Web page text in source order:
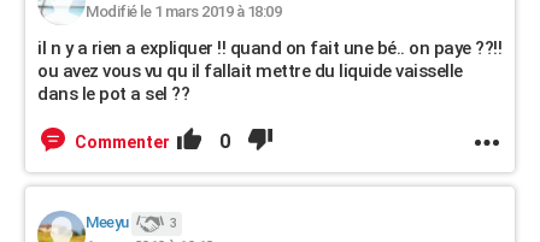
Modifié le 1 mars 2019 à 18:09
il n y a rien a expliquer !! quand on fait une bé.. on paye ??!!
ou avez vous vu qu il fallait mettre du liquide vaisselle
dans le pot a sel ??
Commenter 0
Meeyu 3